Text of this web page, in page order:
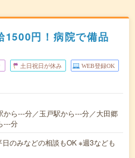
1500円！病院で備品
土日祝日が休み WEB登録OK
から---分／玉戸駅から---分／大田郷
---分
のみなどの相談もOK ※週3なども